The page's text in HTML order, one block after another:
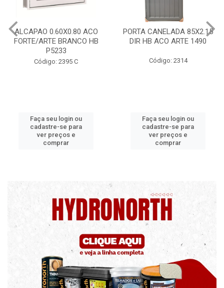
PORTA CANELADA 85X2.15
DIR HB ACO ARTE 1490
Código: 2314
Faça seu login ou
cadastre-se para
ver preços e
comprar
PORTA LAMINADA 60X215
DIR POP/MIX HB
Código: 2340
Faça seu login ou
cadastre-se para
ver preços e
comprar